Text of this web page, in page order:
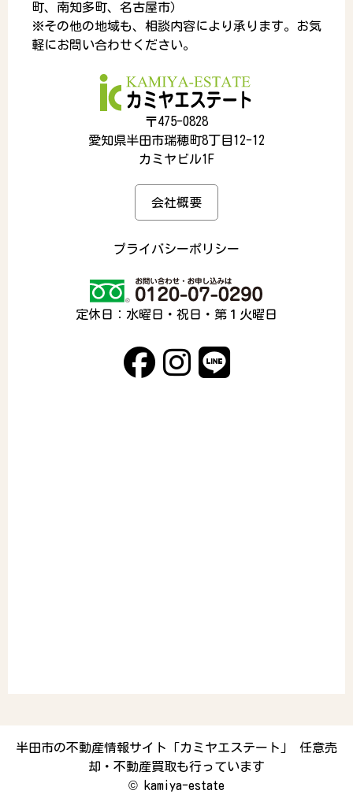
町、南知多町、名古屋市）
※その他の地域も、相談内容により承ります。お気
軽にお問い合わせください。
〒475-0828
愛知県半田市瑞穂町8丁目12-12
カミヤビル1F
会社概要
プライバシーポリシー
定休日：水曜日・祝日・第１火曜日
半田市の不動産情報サイト「カミヤエステート」 任意売
却・不動産買取も行っています
©
kamiya-estate